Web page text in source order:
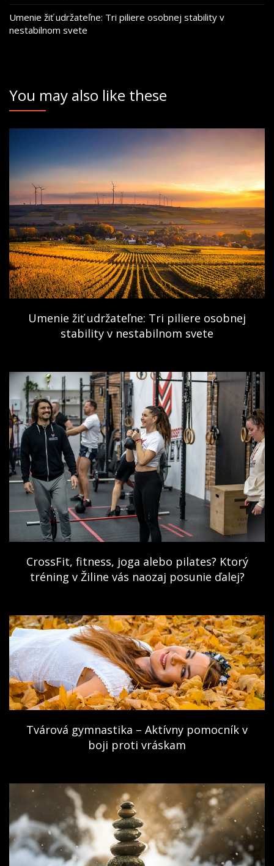
Umenie žiť udržateľne: Tri piliere osobnej stability v
nestabilnom svete
You may also like these
Umenie žiť udržateľne: Tri piliere osobnej
stability v nestabilnom svete
CrossFit, fitness, joga alebo pilates? Ktorý
tréning v Žiline vás naozaj posunie ďalej?
Tvárová gymnastika – Aktívny pomocník v
boji proti vráskam